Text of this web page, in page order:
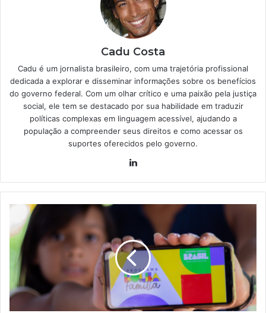
Cadu Costa
Cadu é um jornalista brasileiro, com uma trajetória profissional
dedicada a explorar e disseminar informações sobre os benefícios
do governo federal. Com um olhar crítico e uma paixão pela justiça
social, ele tem se destacado por sua habilidade em traduzir
políticas complexas em linguagem acessível, ajudando a
população a compreender seus direitos e como acessar os
suportes oferecidos pelo governo.
3
erros
apresentados
consultar
Bolsa
Família
pelo